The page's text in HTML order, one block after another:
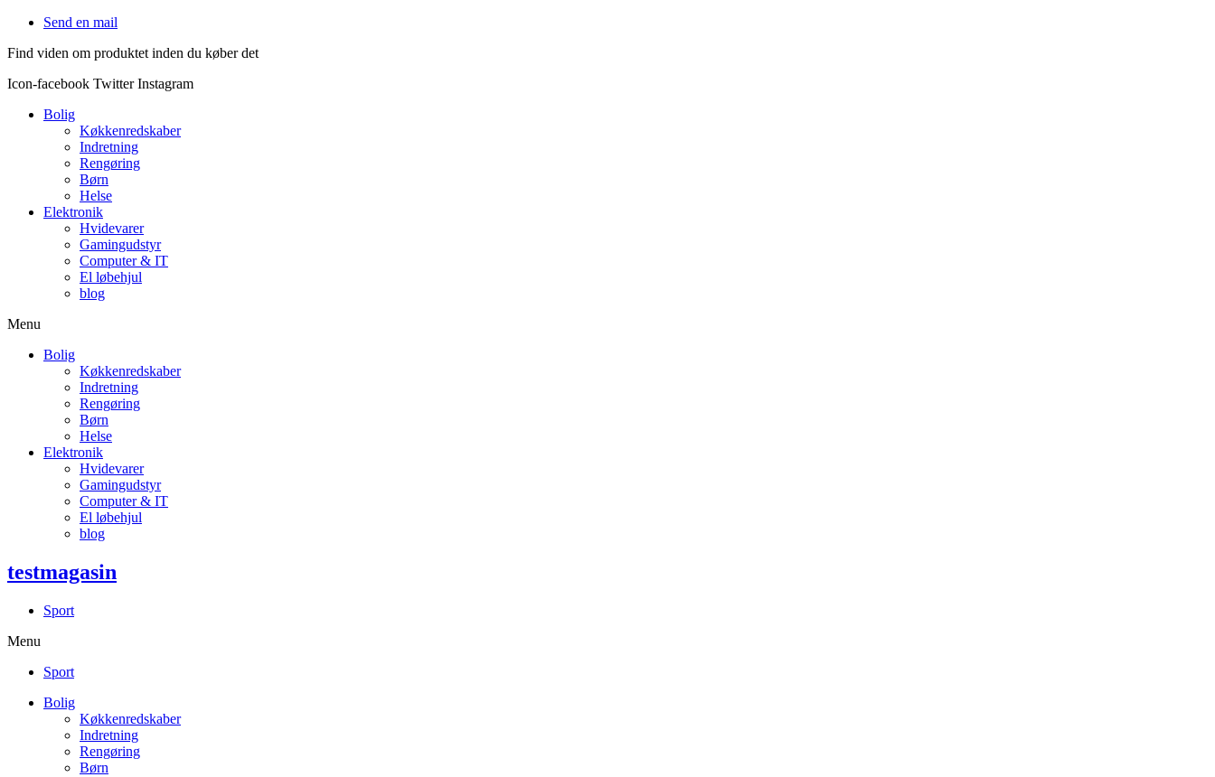
Videre
indhold
Send en mail
Find viden om produktet inden du køber det
Icon-facebook Twitter Instagram
Bolig
Køkkenredskaber
Indretning
Rengøring
Børn
Helse
Elektronik
Hvidevarer
Gamingudstyr
Computer & IT
El løbehjul
blog
Menu
Bolig
Køkkenredskaber
Indretning
Rengøring
Børn
Helse
Elektronik
Hvidevarer
Gamingudstyr
Computer & IT
El løbehjul
blog
testmagasin
Sport
Menu
Sport
Bolig
Køkkenredskaber
Indretning
Rengøring
Børn